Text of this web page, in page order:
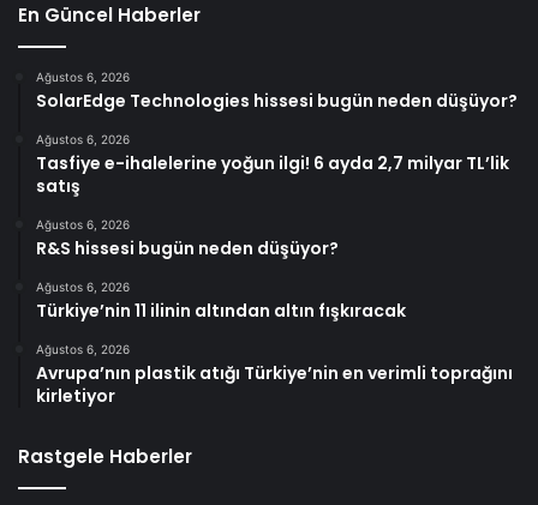
En Güncel Haberler
Ağustos 6, 2026
SolarEdge Technologies hissesi bugün neden düşüyor?
Ağustos 6, 2026
Tasfiye e-ihalelerine yoğun ilgi! 6 ayda 2,7 milyar TL’lik
satış
Ağustos 6, 2026
R&S hissesi bugün neden düşüyor?
Ağustos 6, 2026
Türkiye’nin 11 ilinin altından altın fışkıracak
Ağustos 6, 2026
Avrupa’nın plastik atığı Türkiye’nin en verimli toprağını
kirletiyor
Rastgele Haberler